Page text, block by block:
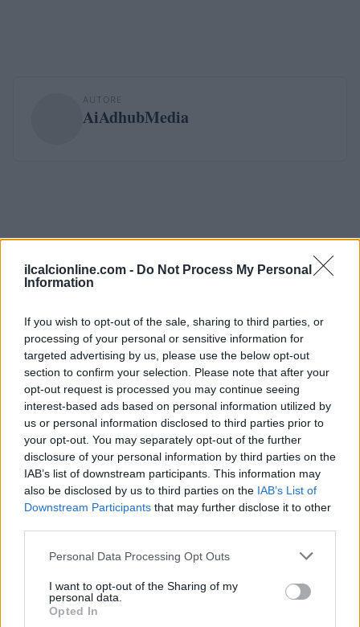
ilcalcionline.com - Do Not Process My Personal
Information
If you wish to opt-out of the sale, sharing to third parties, or
processing of your personal or sensitive information for
targeted advertising by us, please use the below opt-out
section to confirm your selection. Please note that after your
opt-out request is processed you may continue seeing
interest-based ads based on personal information utilized by
us or personal information disclosed to third parties prior to
your opt-out. You may separately opt-out of the further
disclosure of your personal information by third parties on the
IAB’s list of downstream participants. This information may
also be disclosed by us to third parties on the IAB’s List of
Downstream Participants that may further disclose it to other
Please note that this website/app uses one or more Google
not limited to your visit or usage behaviour. You may click to
grant or deny consent to Google and its third-party tags to
use your data for below specified purposes in below Google
Personal Data Processing Opt Outs
I want to opt-out of the Sharing of my
personal data.
Opted In
AUTORE
AiAdhubMedia
Continua a leggere